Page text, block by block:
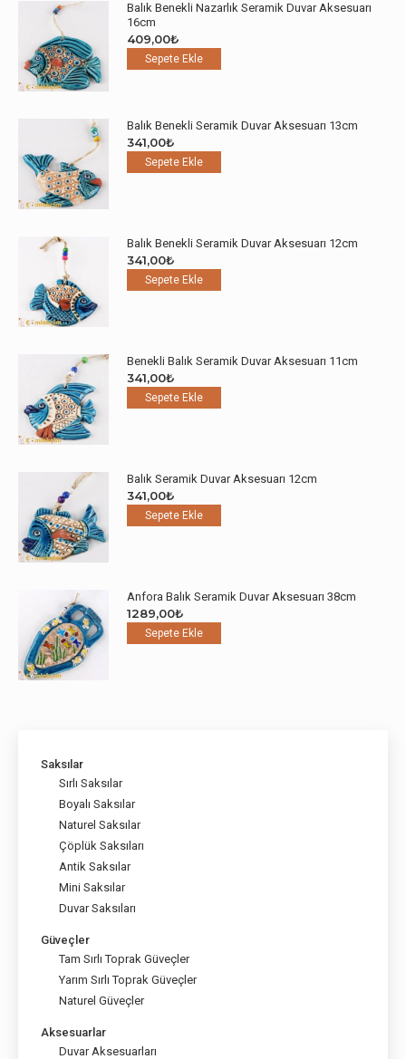
Balık Benekli Nazarlık Seramik Duvar Aksesuarı
16cm
409,00₺
Sepete Ekle
Balık Benekli Seramik Duvar Aksesuarı 13cm
341,00₺
Sepete Ekle
Balık Benekli Seramik Duvar Aksesuarı 12cm
341,00₺
Sepete Ekle
Benekli Balık Seramik Duvar Aksesuarı 11cm
341,00₺
Sepete Ekle
Balık Seramik Duvar Aksesuarı 12cm
341,00₺
Sepete Ekle
Anfora Balık Seramik Duvar Aksesuarı 38cm
1289,00₺
Sepete Ekle
Saksılar
Sırlı Saksılar
Boyalı Saksılar
Naturel Saksılar
Çöplük Saksıları
Antik Saksılar
Mini Saksılar
Duvar Saksıları
Güveçler
Tam Sırlı Toprak Güveçler
Yarım Sırlı Toprak Güveçler
Naturel Güveçler
Aksesuarlar
Duvar Aksesuarları